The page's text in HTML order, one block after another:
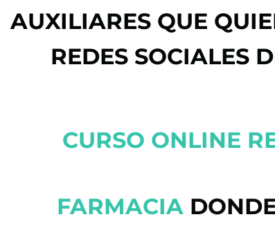
AUXILIARES QUE
REDES SOCIALES
CURSO ONLINE
FARMACIA